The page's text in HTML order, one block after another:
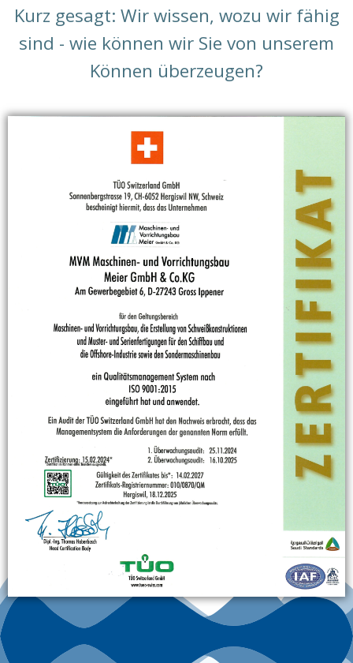
Kurz gesagt: Wir wissen, wozu wir fähig
sind - wie können wir Sie von unserem
Können überzeugen?